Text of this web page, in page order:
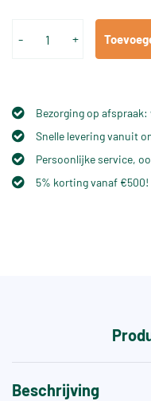
- +
Bezorging op
Snelle levering vanuit
Persoonlijke service,
5% korting vanaf €500!
Beschrijving